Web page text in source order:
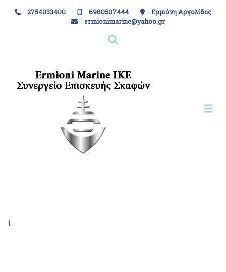
2754033400 6980507444
Ερμιόνη Αργολίδας
ermionimarine@yahoo.gr
1